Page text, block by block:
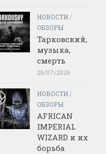
НОВОСТИ /
ОБЗОРЫ
Тарковский,
музыка,
смерть
26/07/2026
НОВОСТИ /
ОБЗОРЫ
AFRICAN
IMPERIAL
WIZARD и их
борьба